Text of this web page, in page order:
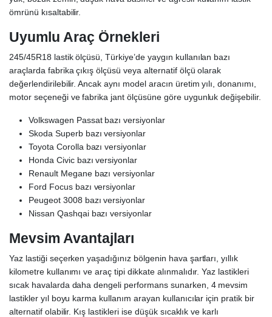
ömrünü kısaltabilir.
Uyumlu Araç Örnekleri
245/45R18 lastik ölçüsü, Türkiye’de yaygın kullanılan bazı
araçlarda fabrika çıkış ölçüsü veya alternatif ölçü olarak
değerlendirilebilir. Ancak aynı model aracın üretim yılı, donanımı,
motor seçeneği ve fabrika jant ölçüsüne göre uygunluk değişebilir.
Volkswagen Passat bazı versiyonlar
Skoda Superb bazı versiyonlar
Toyota Corolla bazı versiyonlar
Honda Civic bazı versiyonlar
Renault Megane bazı versiyonlar
Ford Focus bazı versiyonlar
Peugeot 3008 bazı versiyonlar
Nissan Qashqai bazı versiyonlar
Mevsim Avantajları
Yaz lastiği seçerken yaşadığınız bölgenin hava şartları, yıllık
kilometre kullanımı ve araç tipi dikkate alınmalıdır. Yaz lastikleri
sıcak havalarda daha dengeli performans sunarken, 4 mevsim
lastikler yıl boyu karma kullanım arayan kullanıcılar için pratik bir
alternatif olabilir. Kış lastikleri ise düşük sıcaklık ve karlı